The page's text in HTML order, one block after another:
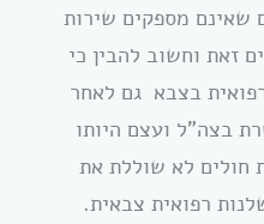
שאינם מספקים שירות
זאת וחשוב להבין כי
בצבא גם לאחר
בצה”ל ועצם היותו
חולים לא שוללת את
רפואית צבאית.